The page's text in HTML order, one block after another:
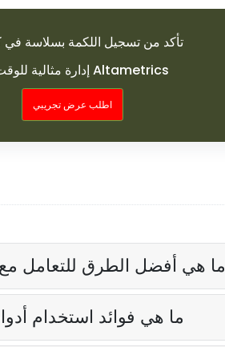
تأكد من تسجيل اللكمة بسلاسة
إدارة مثالية للوقت مع Altametrics
اطلب عرض تجريبي
ما هي أفضل الطرق للتعامل
ما هي فوائد استخدام